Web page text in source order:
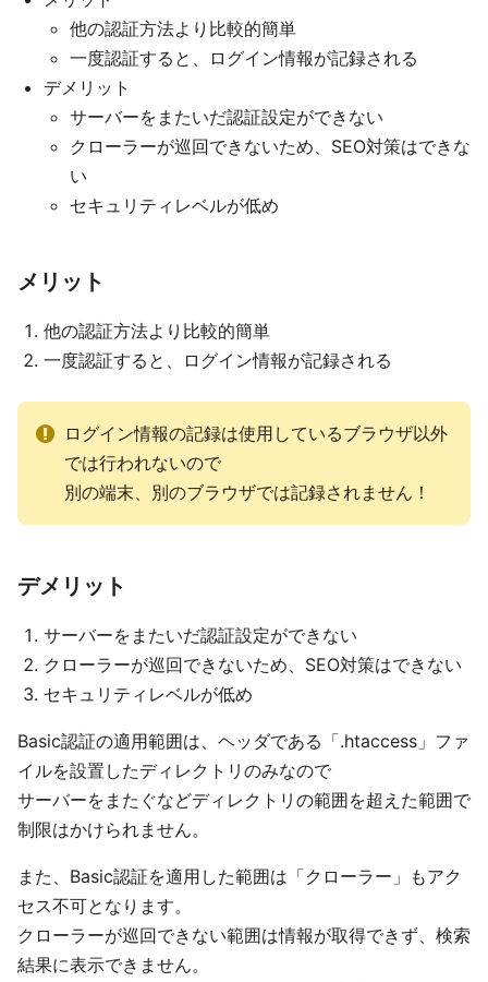
他の認証方法より比較的簡単
一度認証すると、ログイン情報が記録される
デメリット
サーバーをまたいだ認証設定ができない
クローラーが巡回できないため、SEO対策はできな
い
セキュリティレベルが低め
メリット
他の認証方法より比較的簡単
一度認証すると、ログイン情報が記録される
ログイン情報の記録は使用しているブラウザ以外
では行われないので
別の端末、別のブラウザでは記録されません！
デメリット
サーバーをまたいだ認証設定ができない
クローラーが巡回できないため、SEO対策はできない
セキュリティレベルが低め
Basic認証の適用範囲は、ヘッダである「.htaccess」ファ
イルを設置したディレクトリのみなので
サーバーをまたぐなどディレクトリの範囲を超えた範囲で
制限はかけられません。
また、Basic認証を適用した範囲は「クローラー」もアク
セス不可となります。
クローラーが巡回できない範囲は情報が取得できず、検索
結果に表示できません。